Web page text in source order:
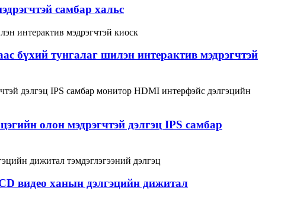
самбар хальс
бүхий тунгалаг шилэн интерактив мэдрэгчтэй
олон мэдрэгчтэй дэлгэц IPS самбар
видео ханын дэлгэцийн дижитал